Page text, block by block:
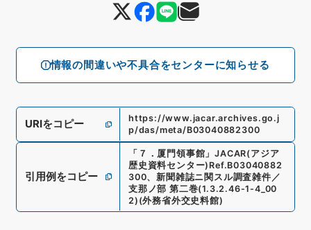
情報の間違いや不具合をセンターに知らせる
URIをコピー
https://www.jacar.archives.go.j
p/das/meta/B03040882300
引用例をコピー
「 ７．厦門領事館 」JACAR(アジア
歴史資料センター) Ref.B03040882
300、新聞雑誌ニ関スル調査雑件／
支那ノ部 第二巻(1.3.2.46-1-4_00
2) (外務省外交史料館)